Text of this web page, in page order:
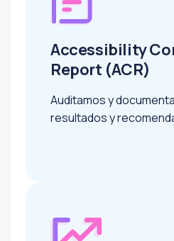
Accessibility
Report (ACR)
Auditamos y
resultados y